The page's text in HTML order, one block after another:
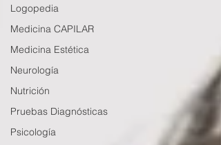
Logopedia
Medicina CAPILAR
Medicina Estética
Neurología
Nutrición
Pruebas Diagnósticas
Psicología